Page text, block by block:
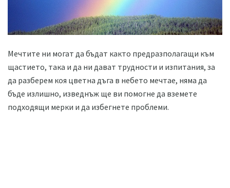
Мечтите ни могат да бъдат както предразполагащи към
щастието, така и да ни дават трудности и изпитания, за
да разберем коя цветна дъга в небето мечтае, няма да
бъде излишно, изведнъж ще ви помогне да вземете
подходящи мерки и да избегнете проблеми.